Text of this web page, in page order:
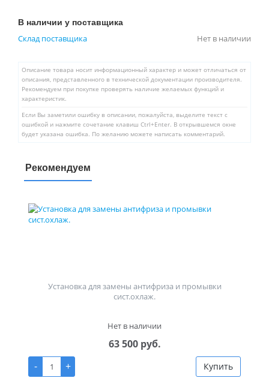
В наличии у поставщика
Склад поставщика Нет в наличии
Описание товара носит информационный характер и может отличаться от
описания, представленного в технической документации производителя.
Рекомендуем при покупке проверять наличие желаемых функций и
характеристик.
Если Вы заметили ошибку в описании, пожалуйста, выделите текст с
ошибкой и нажмите сочетание клавиш Ctrl+Enter. В открывшемся окне
будет указана ошибка. По желанию можете написать комментарий.
Рекомендуем
Установка для замены антифриза и промывки
сист.охлаж.
Нет в наличии
63 500 руб.
-
+ Купить